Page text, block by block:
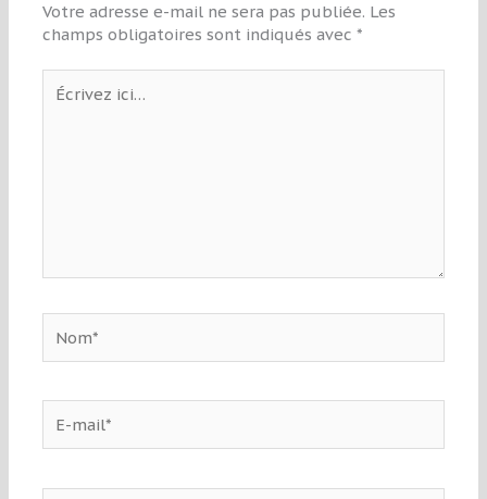
Votre adresse e-mail ne sera pas publiée. Les
champs obligatoires sont indiqués avec*
ici…
mail*